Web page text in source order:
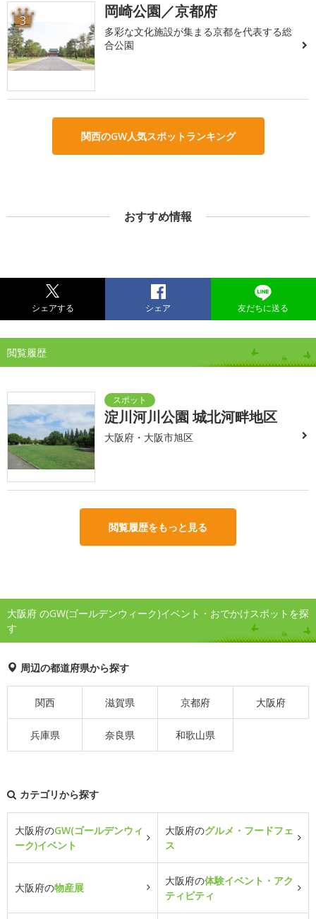
3 岡崎公園／京都府
多彩な文化施設が集まる京都を代表する総
合公園
関西のGW人気スポットランキング
おすすめ情報
シェアする シェア 友だちに送る
閲覧履歴
淀川河川公園 城北河畔地区
大阪府・大阪市旭区
閲覧履歴をもっと見る
大阪府 のGW(ゴールデンウィーク)イベント・おでかけスポットを探
す
周辺の都道府県から探す
関西 滋賀県 京都府 大阪府
兵庫県 奈良県 和歌山県
カテゴリから探す
大阪府のGW(ゴールデンウィ
ーク)イベント
大阪府のグルメ・フードフェ
ス
大阪府の物産展
大阪府の体験イベント・アク
ティビティ